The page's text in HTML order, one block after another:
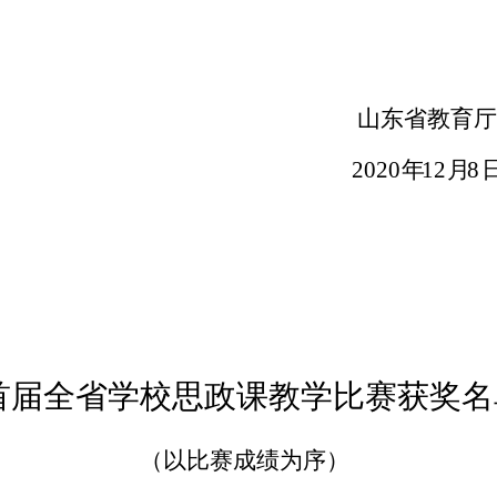
山东省教育厅
2020年12 月8
届全省学校思政课教学比赛获奖
（以比赛成绩为序）